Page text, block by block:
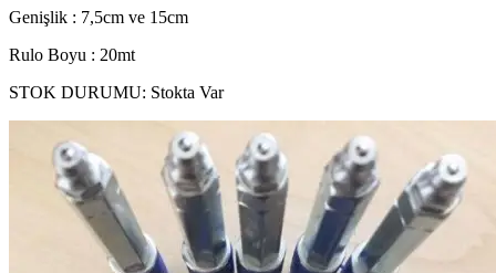
Genişlik : 7,5cm ve 15cm
Rulo Boyu : 20mt
STOK DURUMU: Stokta Var